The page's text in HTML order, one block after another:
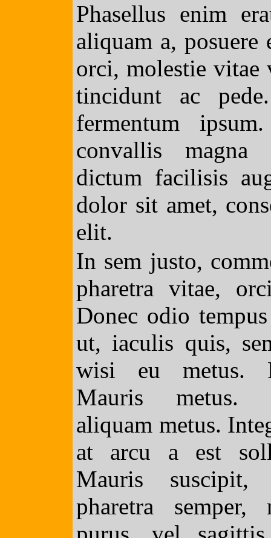
Phasellus enim
aliquam a,
orci, molestie vitae
tincidunt ac
fermentum
convallis
dictum facilisis
dolor sit amet,
elit.
In sem justo,
pharetra vitae,
Donec odio
ut, iaculis quis,
wisi eu metus.
Mauris metus.
aliquam metus.
at arcu a est
Mauris
pharetra